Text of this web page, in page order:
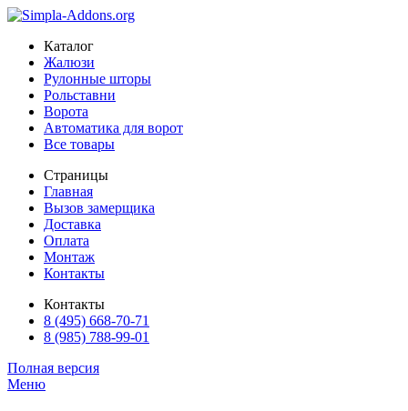
Каталог
Жалюзи
Рулонные шторы
Рольставни
Ворота
Автоматика для ворот
Все товары
Страницы
Главная
Вызов замерщика
Доставка
Оплата
Монтаж
Контакты
Контакты
8 (495) 668-70-71
8 (985) 788-99-01
Полная версия
Меню